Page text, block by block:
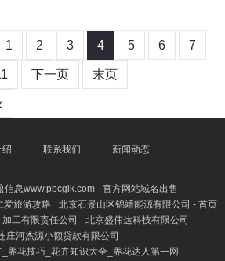
1 2 3 4 5 6 7
下一页 末页
绍 联系我们 新闻动态
信息www.pbcgik.com - 官方网站域名出售
爱旅游攻略
北京石景山区锦靖能源有限公司 - 首页
工有限责任公司
北京盛伟达科技有限公司
庄河杰源小额贷款有限公司
养花技巧_花卉知识大全_养花达人第一网